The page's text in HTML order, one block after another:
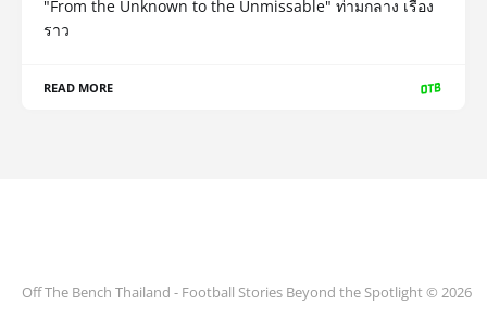
"From the Unknown to the Unmissable" ท่ามกลาง เรื่อง
ราว
READ MORE
Off The Bench Thailand - Football Stories Beyond the Spotlight © 2026